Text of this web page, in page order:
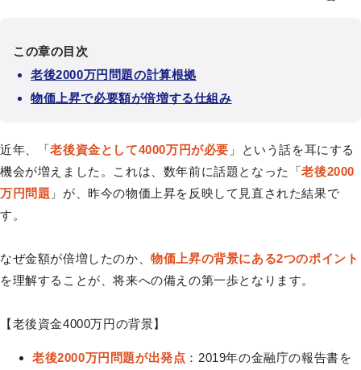
この章の目次
老後2000万円問題の計算根拠
物価上昇で必要額が倍増する仕組み
近年、「老後資金として4000万円が必要 」という話を耳にする
機会が増えました。これは、数年前に話題となった「老後2000
万円問題 」が、昨今の物価上昇を反映して見直された結果で
す。
なぜ金額が倍増したのか、物価上昇の背景にある2つのポイント
を理解することが、将来への備えの第一歩となります。
【老後資金4000万円の背景】
老後2000万円問題が出発点 ：2019年の金融庁の報告書を